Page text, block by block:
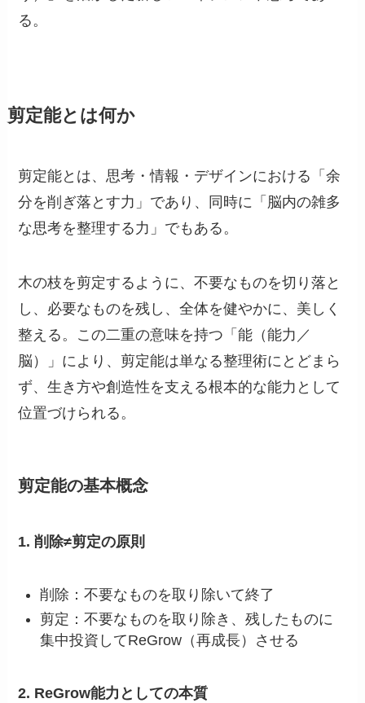
る。
剪定能とは何か
剪定能とは、思考・情報・デザインにおける「余
分を削ぎ落とす力」であり、同時に「脳内の雑多
な思考を整理する力」でもある。
木の枝を剪定するように、不要なものを切り落と
し、必要なものを残し、全体を健やかに、美しく
整える。この二重の意味を持つ「能（能力／
脳）」により、剪定能は単なる整理術にとどまら
ず、生き方や創造性を支える根本的な能力として
位置づけられる。
剪定能の基本概念
1. 削除≠剪定の原則
削除：不要なものを取り除いて終了
剪定：不要なものを取り除き、残したものに
集中投資してReGrow（再成長）させる
2. ReGrow能力としての本質